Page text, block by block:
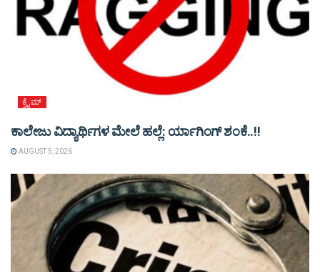
ಕ್ರೈಮ್
ಕಾಲೇಜು ವಿದ್ಯಾರ್ಥಿಗಳ ಮೇಲೆ ಹಲ್ಲೆ: ರ್ಯಾಗಿಂಗ್ ಶಂಕೆ..!!
AUGUST 5, 2026